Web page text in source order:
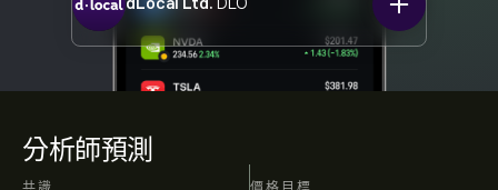
分析師預測